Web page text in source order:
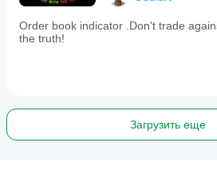
Order book indicator .Don't trade
the truth!
Загрузить еще